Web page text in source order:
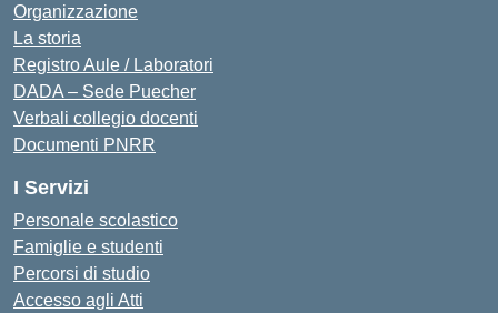
Organizzazione
La storia
Registro Aule / Laboratori
DADA – Sede Puecher
Verbali collegio docenti
Documenti PNRR
I Servizi
Personale scolastico
Famiglie e studenti
Percorsi di studio
Accesso agli Atti